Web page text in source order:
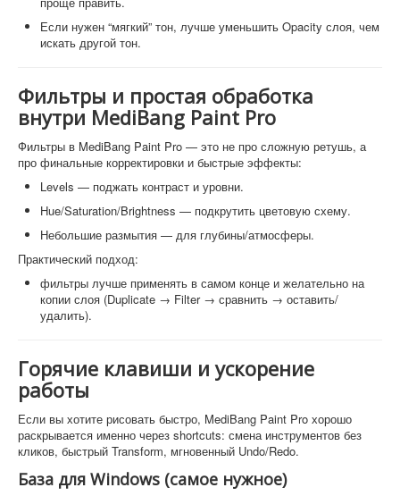
Если нужен “мягкий” тон, лучше уменьшить Opacity слоя, чем
искать другой тон.
Фильтры и простая обработка
внутри MediBang Paint Pro
Фильтры в MediBang Paint Pro — это не про сложную ретушь, а
про финальные корректировки и быстрые эффекты:
Levels — поджать контраст и уровни.
Hue/Saturation/Brightness — подкрутить цветовую схему.
Небольшие размытия — для глубины/атмосферы.
Практический подход:
фильтры лучше применять в самом конце и желательно на
копии слоя (Duplicate → Filter → сравнить → оставить/
удалить).
Горячие клавиши и ускорение
работы
Если вы хотите рисовать быстро, MediBang Paint Pro хорошо
раскрывается именно через shortcuts: смена инструментов без
кликов, быстрый Transform, мгновенный Undo/Redo.
База для Windows (самое нужное)